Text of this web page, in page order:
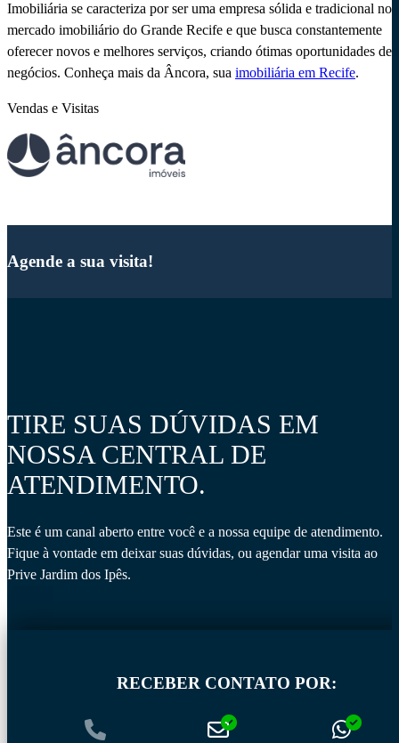
Imobiliária se caracteriza por ser uma empresa sólida e tradicional no
mercado imobiliário do Grande Recife e que busca constantemente
oferecer novos e melhores serviços, criando ótimas oportunidades de
negócios. Conheça mais da Âncora, sua imobiliária em Recife.
Vendas e Visitas
Agende a sua visita!
TIRE SUAS DÚVIDAS EM
NOSSA CENTRAL DE
ATENDIMENTO.
Este é um canal aberto entre você e a nossa equipe de atendimento.
Fique à vontade em deixar suas dúvidas, ou agendar uma visita ao
Prive Jardim dos Ipês.
RECEBER CONTATO POR: